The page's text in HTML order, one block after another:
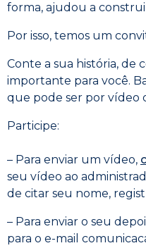
forma, ajudou a
Por isso, temos um
Conte a sua história, de
importante para você.
que pode ser por vídeo
Participe:
– Para enviar um vídeo,
seu vídeo ao
de citar seu nome,
– Para enviar o seu
para o e-mail